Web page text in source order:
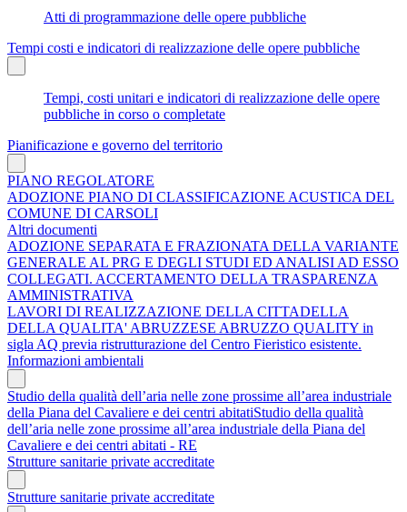
Atti di programmazione delle opere pubbliche
Tempi costi e indicatori di realizzazione delle opere pubbliche
Tempi, costi unitari e indicatori di realizzazione delle opere
pubbliche in corso o completate
Pianificazione e governo del territorio
PIANO REGOLATORE
ADOZIONE PIANO DI CLASSIFICAZIONE ACUSTICA DEL
COMUNE DI CARSOLI
Altri documenti
ADOZIONE SEPARATA E FRAZIONATA DELLA VARIANTE
GENERALE AL PRG E DEGLI STUDI ED ANALISI AD ESSO
COLLEGATI. ACCERTAMENTO DELLA TRASPARENZA
AMMINISTRATIVA
LAVORI DI REALIZZAZIONE DELLA CITTADELLA
DELLA QUALITA' ABRUZZESE ABRUZZO QUALITY in
sigla AQ previa ristrutturazione del Centro Fieristico esistente.
Informazioni ambientali
Studio della qualità dell’aria nelle zone prossime all’area industriale
della Piana del Cavaliere e dei centri abitatiStudio della qualità
dell’aria nelle zone prossime all’area industriale della Piana del
Cavaliere e dei centri abitati - RE
Strutture sanitarie private accreditate
Strutture sanitarie private accreditate